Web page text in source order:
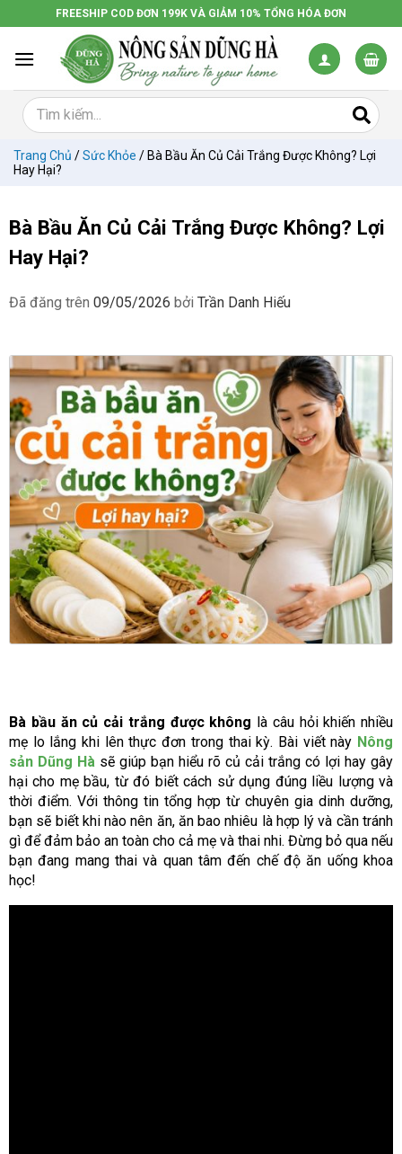
đến
dung
FREESHIP COD ĐƠN 199K VÀ GIẢM 10% TỔNG HÓA ĐƠN
Trang Chủ /Sức Khỏe / Bà Bầu Ăn Củ Cải Trắng Được Không? Lợi
Hay Hại?
Bà Bầu Ăn Củ Cải Trắng Được Không? Lợi
Hay Hại?
Đã đăng trên 09/05/2026 bởi Trần Danh Hiếu
Bà bầu ăn củ cải trắng được không là câu hỏi khiến nhiều
mẹ lo lắng khi lên thực đơn trong thai kỳ. Bài viết này Nông
sản Dũng Hà sẽ giúp bạn hiểu rõ củ cải trắng có lợi hay gây
hại cho mẹ bầu, từ đó biết cách sử dụng đúng liều lượng và
thời điểm. Với thông tin tổng hợp từ chuyên gia dinh dưỡng,
bạn sẽ biết khi nào nên ăn, ăn bao nhiêu là hợp lý và cần tránh
gì để đảm bảo an toàn cho cả mẹ và thai nhi. Đừng bỏ qua nếu
bạn đang mang thai và quan tâm đến chế độ ăn uống khoa
học!